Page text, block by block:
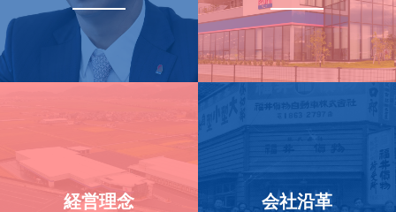
経営理念 会社沿革